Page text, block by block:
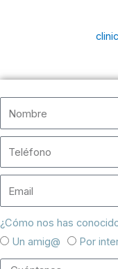
¿Cómo nos has
Un amig@
Por